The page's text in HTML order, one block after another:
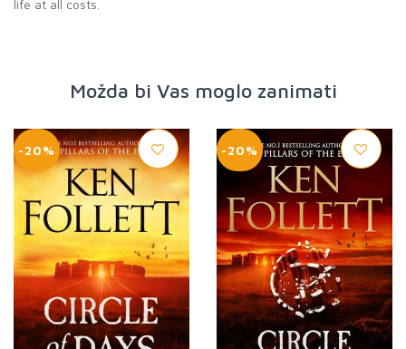
life at all costs.
Možda bi Vas moglo zanimati
-20% -20%